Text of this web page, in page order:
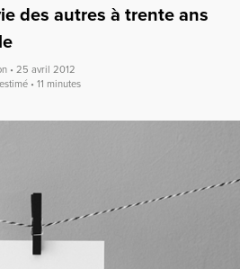
des autres à trente ans
• 25 avril 2012
• 11 minutes